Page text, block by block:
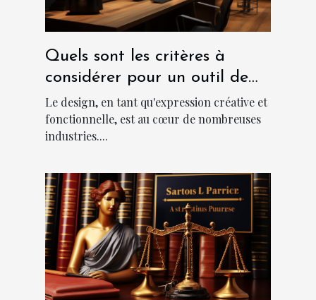
Quels sont les critères à
considérer pour un outil de
design abordable et
performant?
Le design, en tant qu'expression créative et
fonctionnelle, est au cœur de nombreuses
industries....